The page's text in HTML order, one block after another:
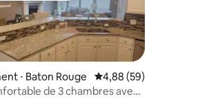
⋅ Baton Rouge Évaluation moyenne
4,88 (59)
de 3 chambres avec